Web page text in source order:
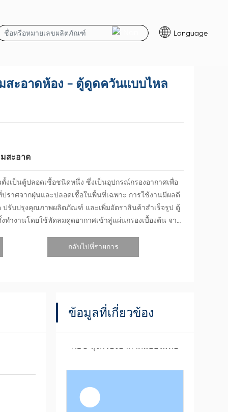
Language
สะอาดห้อง - ตู้ดูดควันแบบไหล
สะอาด
งเป็นตู้ปลอดเชื้อชนิดหนึ่ง ซึ่งเป็นอุปกรณ์กรองอากาศเพื่อ
ราศจากฝุ่นและปลอดเชื้อในพื้นที่เฉพาะ การใช้งานมีผลดี
ปรับปรุงคุณภาพผลิตภัณฑ์ และเพิ่มอัตราสินค้าสำเร็จรูป ตู้
ทำงานโดยใช้พัดลมดูดอากาศเข้าสู่แผ่นกรองเบื้องต้น จาก
แนวตั้ง ทำให้พื้นที่ปฏิบัติการมีระดับการใช้งานที่เหมาะสม
ามสะอาดของสภาพแวดล้อมในการผลิต
กลับไปที่รายการ
ข้อมูลที่เกี่ยวข้อง
อุปกรณ์ทำความสะอาดห้องไซต์
ก่อสร้างต่างประเทศ
NBG ถุงกรองอากาศแบบไม่ทอ